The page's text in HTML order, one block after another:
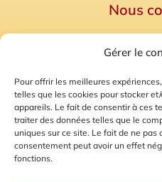
Gérer le
Pour offrir les meilleures
telles que les cookies pour stocker
appareils. Le fait de consentir à ces
traiter des données telles que le
uniques sur ce site. Le fait de ne pas
consentement peut avoir un effet
fonctions.
Nous
Mentions Légales
Gestion